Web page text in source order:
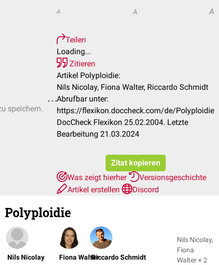
speichern.
A A A
Teilen
Loading...
Zitieren
Artikel Polyploidie:
Nils Nicolay, Fiona Walter, Riccardo Schmidt
Abrufbar unter:
https://flexikon.doccheck.com/de/Polyploidie
DocCheck Flexikon 25.02.2004. Letzte
Bearbeitung 21.03.2024
Zitat kopieren
Was zeigt hierher
Versionsgeschichte
Artikel erstellen
Discord
Polyploidie
Nils Nicolay Fiona WalterRiccardo Schmidt
Nils Nicolay,
Fiona
Walter + 2